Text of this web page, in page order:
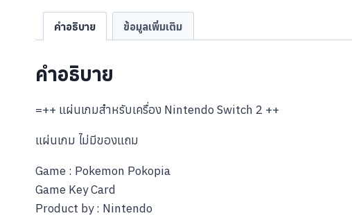
คำอธิบาย ข้อมูลเพิ่มเติม
คำอธิบาย
=++ แผ่นเกมสำหรับเครื่อง Nintendo Switch 2 ++
แผ่นเกม ไม่มีของแถม
Game : Pokemon Pokopia
Game Key Card
Product by : Nintendo